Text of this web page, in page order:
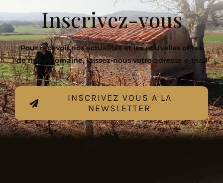
Inscrivez-vous
Pour recevoir nos actualités et les nouvelles offres
de notre domaine, laissez-nous votre adresse e-mail
:
INSCRIVEZ VOUS A LA
NEWSLETTER